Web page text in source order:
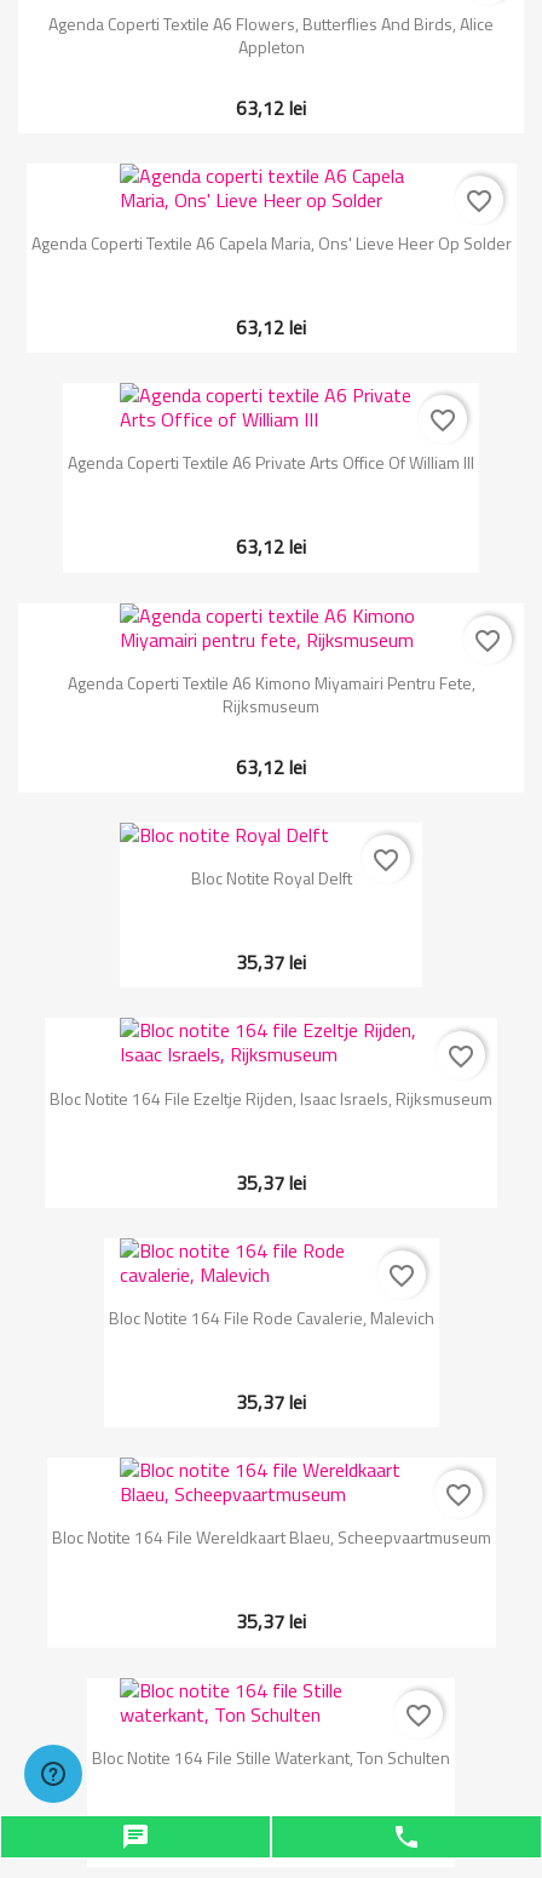
Agenda Coperti Textile A6 Flowers, Butterflies And Birds, Alice
Appleton
63,12 lei
Agenda Coperti Textile A6 Capela Maria, Ons' Lieve Heer Op Solder
63,12 lei
favorite_border
Agenda Coperti Textile A6 Private Arts Office Of William III
63,12 lei
favorite_border
Agenda Coperti Textile A6 Kimono Miyamairi Pentru Fete,
Rijksmuseum
63,12 lei
favorite_border
Bloc Notite Royal Delft
35,37 lei
favorite_border
Bloc Notite 164 File Ezeltje Rijden, Isaac Israels, Rijksmuseum
35,37 lei
favorite_border
Bloc Notite 164 File Rode Cavalerie, Malevich
35,37 lei
favorite_border
Bloc Notite 164 File Wereldkaart Blaeu, Scheepvaartmuseum
35,37 lei
favorite_border
Bloc Notite 164 File Stille Waterkant, Ton Schulten
favorite_border
chat phone